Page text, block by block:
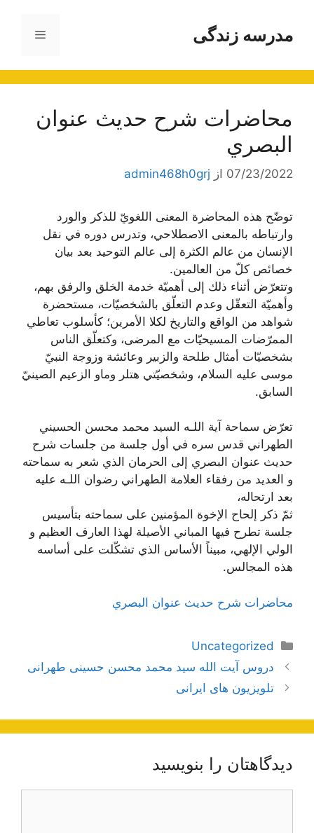
محتوامدرسه زندگی فهرست
محاضرات شرح حديث عنوان
البصري
07/23/2022 از admin468h0grj
توضّح هذه المحاضرة المعنى اللغويّ للذكر والورد
وارتباطه بالمعنى الاصطلاحي، وتدرس دوره في نقل
الإنسان من عالم الكثرة إلى عالم التوحيد بعد بيان
خصائص كلّ من العالمين.
وتتعرّض أثناء ذلك إلى أهميّة خدمة الخلق والرفق بهم،
وأهميّة التعقّل وعدم التعلّق بالشخصيّات، مستحضرة
شواهد من الواقع والتاريخ لكلا الأمرين؛ كأسلوب تعاطي
الممرّضات المسيحيّات مع المرضى، وكتعلّق الناس
بشخصيّات أمثال طلحة والزبير وعائشة وزوجة النبيّ
موسى عليه السلام، وشخصيّتي هتلر وماو الزعيم الصينيّ
السابق.
تعرّض سماحة آية اللـه السيد محمد محسن الحسيني
الطهراني قدس سره في أول جلسة من جلسات شرح
حديث عنوان البصري إلى الحرمان الذي شعر به سماحته
و العديد من رفقاء العلامة الطهراني رضوان اللـه عليه
بعد ارتحاله،
ثمّ ذكر إلحاح الإخوة المؤمنين على سماحته بتأسيس
جلسة تطرح فيها المباني الأصيلة لهذا العارف العظيم و
الولي الإلهي، مبيناً الأساس الذي تشكّلت على أساسه
هذه المجالس.
محاضرات شرح حديث عنوان البصري
دسته‌ها
Uncategorized
ناوبری
نوشته‌ها
دروس آیت الله سید محمد محسن حسینی طهرانی
تلویزیون های ایرانی
دیدگاهتان را بنویسید